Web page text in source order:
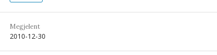
Megjelent
2010-12-30